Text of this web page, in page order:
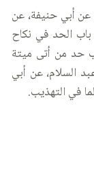
عن أبي حنيفة، عن
الله(عليه السلام) التهذيب: الجزء ١٠، باب الحد في نكاح
٢٣١، والإستبصار: الجزء ٤، باب حد من أتى ميتة
بن عبد السلام، عن أبي
في التهذيب.